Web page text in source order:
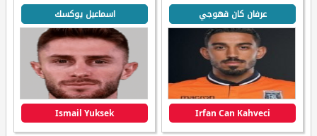
عرفان كان قهوجي
Irfan Can Kahveci
اسماعيل يوكسك
Ismail Yuksek